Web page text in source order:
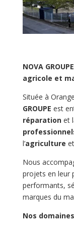
NOVA
agricole et
Située à
GROUPE est
réparationet
l’agriculture
Nous
projets en leur
performants,
marques du
Nos